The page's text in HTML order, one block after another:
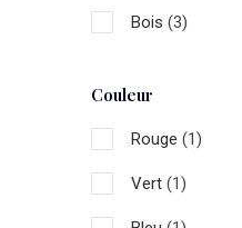
Bois (3)
Couleur
Rouge (1)
Vert (1)